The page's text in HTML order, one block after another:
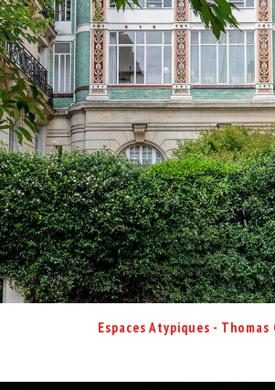
Espaces Atypiques - Thomas